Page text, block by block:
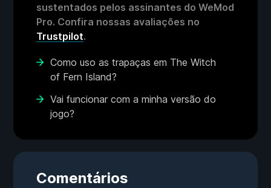
sustentados pelos assinantes do WeMod
Pro. Confira nossas avaliações no
Trustpilot.
Como uso as trapaças em The Witch
of Fern Island?
Vai funcionar com a minha versão do
jogo?
Comentários